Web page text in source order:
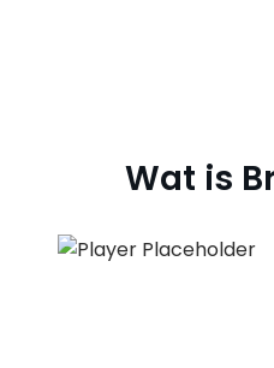
Wat is